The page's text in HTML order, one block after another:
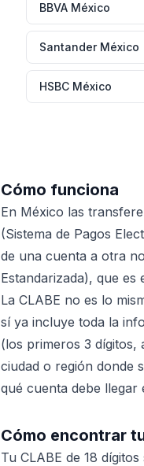
BBVA México
Santander México
HSBC México
Cómo funciona
En México las
(Sistema de Pagos
de una cuenta a otra
Estandarizada), que
La CLABE no es lo
sí ya incluye toda la
(los primeros 3 dígitos,
ciudad o región donde
qué cuenta debe llegar
Cómo encontrar
Tu CLABE de 18